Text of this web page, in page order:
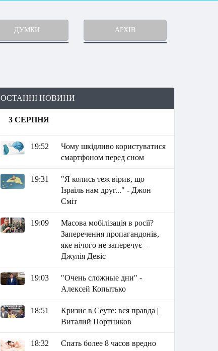
ДУМКИ АРХІВ
ОСТАННІ НОВИНИ
3 СЕРПНЯ
19:52
Чому шкідливо користуватися
смартфоном перед сном
19:31
"Я колись теж вірив, що
Ізраїль нам друг..." - Джон
Сміт
19:09
Масова мобілізація в росії?
Заперечення пропагандонів,
яке нічого не заперечує –
Джулія Девіс
19:03
"Очень сложные дни" -
Алексей Копытько
18:51
Кризис в Сеуте: вся правда |
Виталий Портников
18:32 Спать более 8 часов вредно